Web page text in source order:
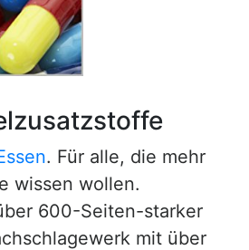
. Für alle, die mehr
wissen wollen.
600-Seiten-starker
mit über